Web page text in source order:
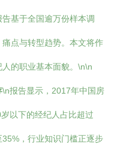
基于全国逾万份样本调
点与转型趋势。本文将作
的职业基本面貌。\n\n
\n报告显示，2017年中国房
以下的经纪人占比超过
，行业知识门槛正逐步